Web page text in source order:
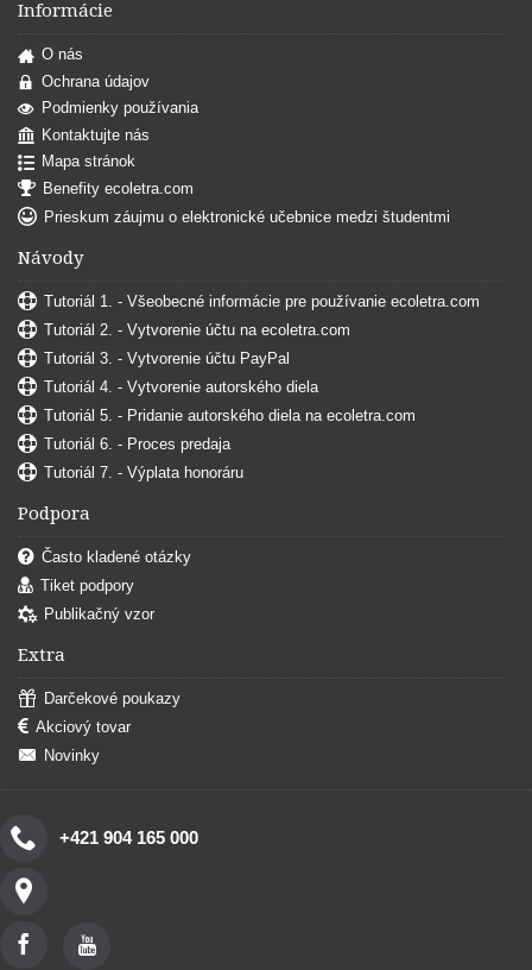
Informácie
O nás
Ochrana údajov
Podmienky používania
Kontaktujte nás
Mapa stránok
Benefity ecoletra.com
Prieskum záujmu o elektronické učebnice medzi študentmi
Návody
Tutoriál 1. - Všeobecné informácie pre používanie ecoletra.com
Tutoriál 2. - Vytvorenie účtu na ecoletra.com
Tutoriál 3. - Vytvorenie účtu PayPal
Tutoriál 4. - Vytvorenie autorského diela
Tutoriál 5. - Pridanie autorského diela na ecoletra.com
Tutoriál 6. - Proces predaja
Tutoriál 7. - Výplata honoráru
Podpora
Často kladené otázky
Tiket podpory
Publikačný vzor
Extra
Darčekové poukazy
Akciový tovar
Novinky
+421 904 165 000